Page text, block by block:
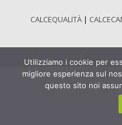
CALCEQUALITÀ|
Utilizziamo i cookie per
migliore esperienza sul
questo sito noi